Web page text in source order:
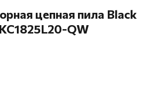
цепная пила Black
QW